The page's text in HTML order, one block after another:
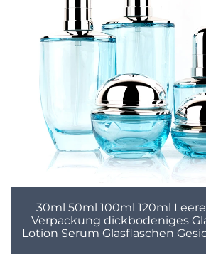
30ml 50ml 100ml 120ml
Verpackung dickbodeniges
Lotion Serum Glasflaschen